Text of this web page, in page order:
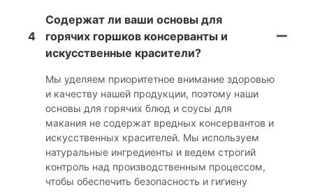
4
Содержат ли ваши основы для
горячих горшков консерванты и
искусственные красители?
Мы уделяем приоритетное внимание здоровью
и качеству нашей продукции, поэтому наши
основы для горячих блюд и соусы для
макания не содержат вредных консервантов и
искусственных красителей. Мы используем
натуральные ингредиенты и ведем строгий
контроль над производственным процессом,
чтобы обеспечить безопасность и гигиену